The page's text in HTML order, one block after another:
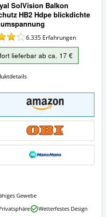
SolVision Balkon
HB2 Hdpe blickdichte
6.335 Erfahrungen
lieferbar ab ca. 17 €
Gewebe
Wetterfestes Design